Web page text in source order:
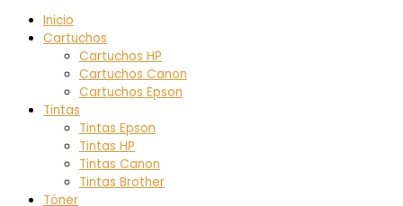
Inicio
Cartuchos
Cartuchos HP
Cartuchos Canon
Cartuchos Epson
Tintas
Tintas Epson
Tintas HP
Tintas Canon
Tintas Brother
Tóner